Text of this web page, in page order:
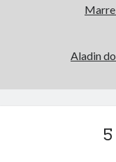
Marre
Aladin